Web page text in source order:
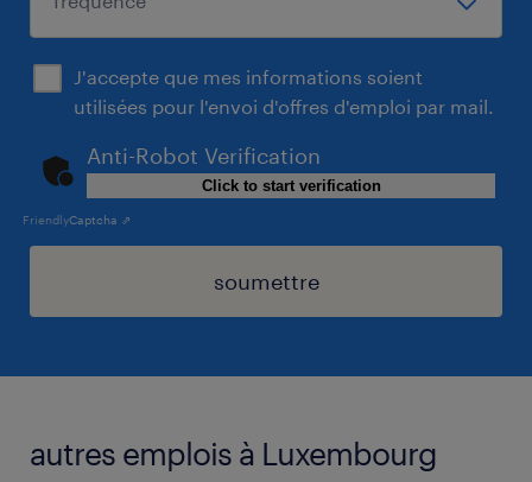
J'accepte que mes informations soient
utilisées pour l'envoi d'offres d'emploi par mail.
Anti-Robot Verification
Click to start verification
FriendlyCaptcha ⇗
soumettre
autres emplois à Luxembourg